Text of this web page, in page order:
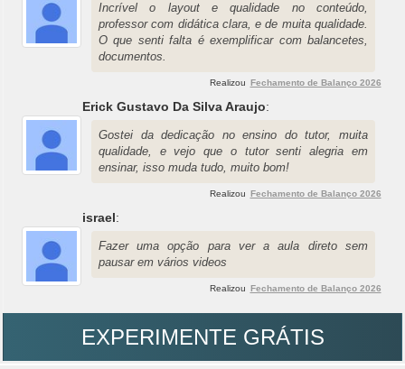
Incrível o layout e qualidade no conteúdo,
professor com didática clara, e de muita qualidade.
O que senti falta é exemplificar com balancetes,
documentos.
Realizou Fechamento de Balanço 2026
Erick Gustavo Da Silva Araujo:
Gostei da dedicação no ensino do tutor, muita
qualidade, e vejo que o tutor senti alegria em
ensinar, isso muda tudo, muito bom!
Realizou Fechamento de Balanço 2026
israel:
Fazer uma opção para ver a aula direto sem
pausar em vários videos
Realizou Fechamento de Balanço 2026
EXPERIMENTE GRÁTIS